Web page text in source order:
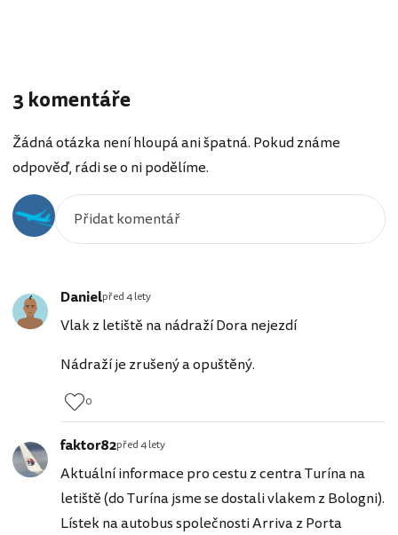
3 komentáře
Žádná otázka není hloupá ani špatná. Pokud známe
odpověď, rádi se o ni podělíme.
Danielpřed 4 lety
Vlak z letiště na nádraží Dora nejezdí
Nádraží je zrušený a opuštěný.
0
faktor82před 4 lety
Aktuální informace pro cestu z centra Turína na
letiště (do Turína jsme se dostali vlakem z Bologni).
Lístek na autobus společnosti Arriva z Porta